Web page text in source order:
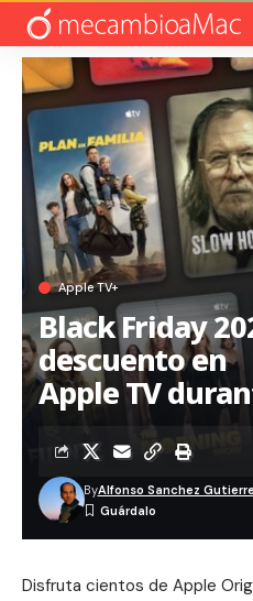
Apple TV+
Black Friday
descuento en
Apple TV
ByAlfonso Sanchez
Disfruta cientos de Apple